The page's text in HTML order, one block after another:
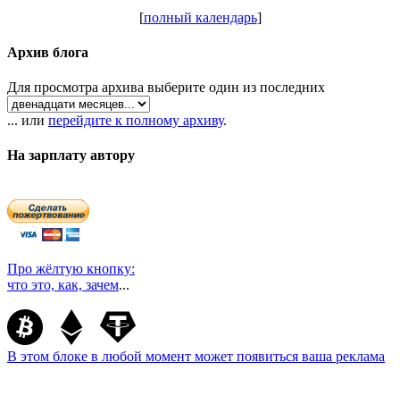
[полный календарь]
Архив блога
Для просмотра архива выберите один из последних
... или перейдите к полному архиву.
На зарплату автору
Про жёлтую кнопку:
что это, как, зачем...
В этом блоке в любой момент может появиться ваша реклама